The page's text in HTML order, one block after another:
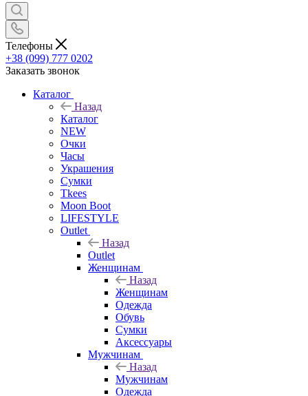
Телефоны
+38 (099) 777 0202
Заказать звонок
Каталог
Назад
Каталог
NEW
Очки
Часы
Украшения
Сумки
Tkees
Moon Boot
LIFESTYLE
Outlet
Назад
Outlet
Женщинам
Назад
Женщинам
Одежда
Обувь
Сумки
Аксессуары
Мужчинам
Назад
Мужчинам
Одежда